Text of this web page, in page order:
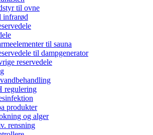
til ovne
infrarød
til sauna
til dampgenerator
reservedele
regulering
produkter
og alger
rensning